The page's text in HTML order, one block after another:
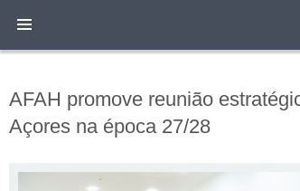
AFAH promove reunião
Açores na época 27/28